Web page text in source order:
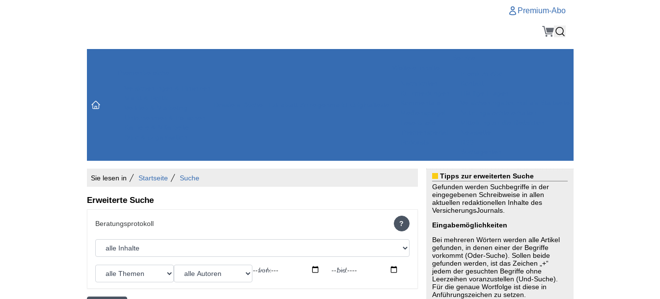
Premium-Abo
Sie lesen in Startseite Suche
Erweiterte Suche
?
von: bis:
Tipps zur erweiterten Suche
Gefunden werden Suchbegriffe in der
eingegebenen Schreibweise in allen
aktuellen redaktionellen Inhalte des
VersicherungsJournals.
Eingabemöglichkeiten
Bei mehreren Wörtern werden alle Artikel
gefunden, in denen einer der Begriffe
vorkommt (Oder-Suche). Sollen beide
gefunden werden, ist das Zeichen „+“
jedem der gesuchten Begriffe ohne
Leerzeihen voranzustellen (Und-Suche).
Für die genaue Wortfolge ist diese in
Anführungszeichen zu setzen.